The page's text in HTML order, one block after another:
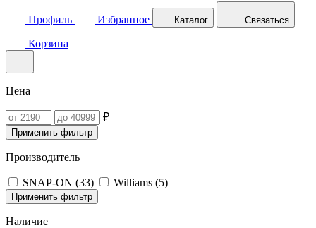
Профиль Избранное Каталог Связаться
Корзина
Цена
₽
Применить фильтр
Производитель
SNAP-ON (33) Williams (5)
Применить фильтр
Наличие